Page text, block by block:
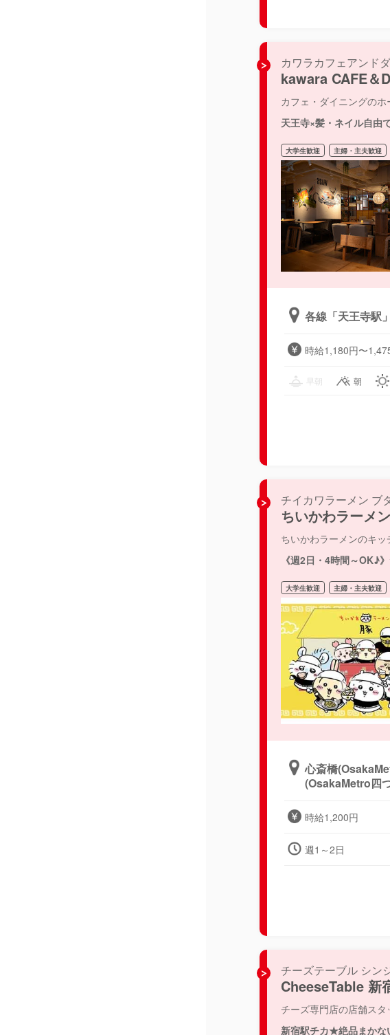
カワラカフェアンド
kawara CAFE＆
カフェ・ダイニングのホ
天王寺×髪・ネイル自由
大学生歓迎 主婦・主夫歓迎
各線「天王寺駅
時給1,180円〜
早朝 朝
チイカワラーメン
ちいかわラーメ
ちいかわラーメンのキッ
《週2日・4時間～OK♪
大学生歓迎 主婦・主夫歓迎
心斎橋
(OsakaMetro四
時給1,200円
週1～2日
チーズテーブル シン
CheeseTable 新
チーズ専門店の店舗スタ
新宿駅チカ★絶品まかな